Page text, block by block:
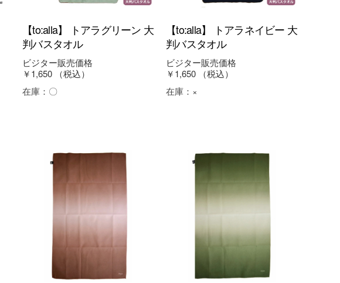
【to:alla】 トアラグリーン 大
判バスタオル
ビジター販売価格
￥1,650
（税込）
在庫： 〇
【to:alla】 トアラネイビー 大
判バスタオル
ビジター販売価格
￥1,650
（税込）
在庫： ×